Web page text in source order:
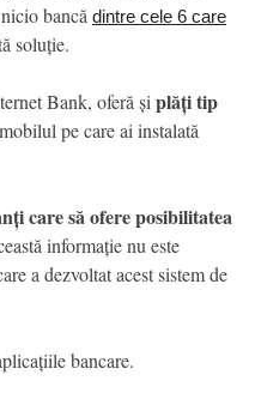
bancă dintre cele 6 care
soluție.
Bank, oferă și plăți tip
pe care ai instalată
care să ofere posibilitatea
informație nu este
a dezvoltat acest sistem de
bancare.